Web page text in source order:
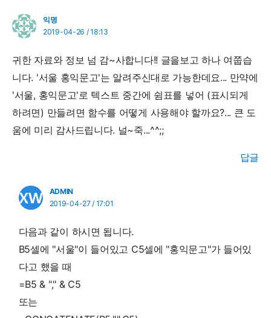
익명
2019-04-26 / 18:13
귀한 자료와 정보 넘 감~사합니다!! 글을보고 하나 여쭙습
니다. '서울 홍익문고'는 알려주신대로 가능한데요... 만약에
'서울, 홍익문고'로 텍스트 중간에 쉼표를 넣어 (표시되게
하려면) 만들려면 함수를 어떻게 사용해야 할까요?... 큰 도
움에 미리 감사드립니다. 널~죽...^^;;
답글
ADMIN
2019-04-27 / 17:01
다음과 같이 하시면 됩니다.
B5셀에 "서울"이 들어있고 C5셀에 "홍익문고"가 들어있
다고 했을 때
=B5 & "," & C5
또는